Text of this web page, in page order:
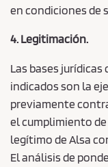
en condiciones de
4. Legitimación.
Las bases
indicados son la
previamente
el cumplimiento
legítimo de Alsa
El análisis de